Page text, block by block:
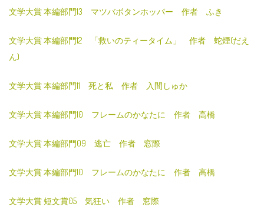
文学大賞 本編部門13 マツバボタンホッパー 作者 ふき
文学大賞 本編部門12 「救いのティータイム」 作者 蛇煙(だえ
ん)
文学大賞 本編部門11 死と私 作者 入間しゅか
文学大賞 本編部門10 フレームのかなたに 作者 高橋
文学大賞 本編部門09 逃亡 作者 窓際
文学大賞 本編部門10 フレームのかなたに 作者 高橋
文学大賞 短文賞05 気狂い 作者 窓際